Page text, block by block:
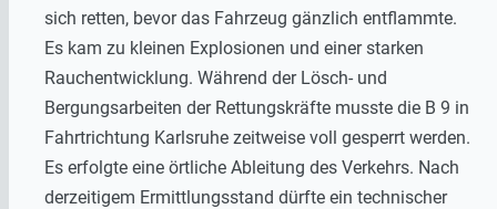
sich retten, bevor das Fahrzeug gänzlich entflammte.
Es kam zu kleinen Explosionen und einer starken
Rauchentwicklung. Während der Lösch- und
Bergungsarbeiten der Rettungskräfte musste die B 9 in
Fahrtrichtung Karlsruhe zeitweise voll gesperrt werden.
Es erfolgte eine örtliche Ableitung des Verkehrs. Nach
derzeitigem Ermittlungsstand dürfte ein technischer